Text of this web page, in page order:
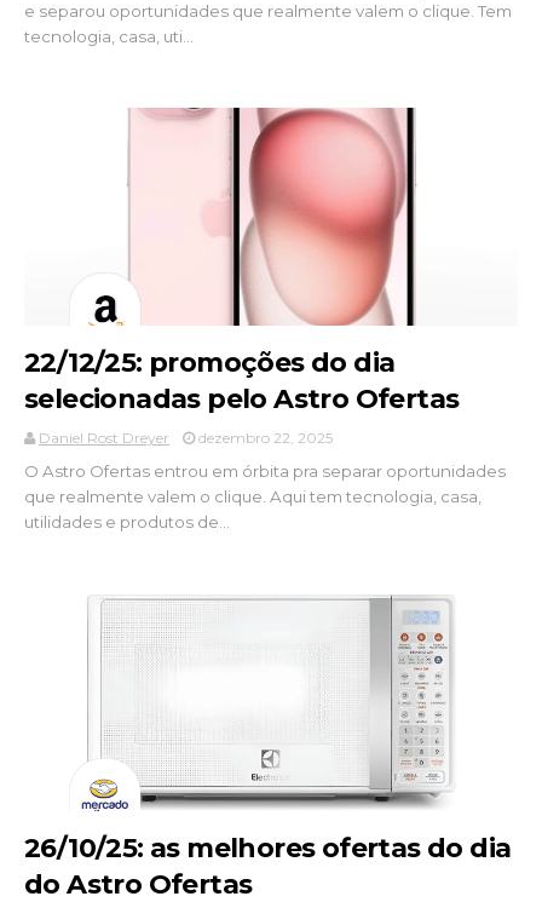
e separou oportunidades que realmente valem o clique. Tem
tecnologia, casa, uti...
22/12/25: promoções do dia
selecionadas pelo Astro Ofertas
Daniel Rost Dreyer dezembro 22, 2025
O Astro Ofertas entrou em órbita pra separar oportunidades
que realmente valem o clique. Aqui tem tecnologia, casa,
utilidades e produtos de...
26/10/25: as melhores ofertas do dia
do Astro Ofertas